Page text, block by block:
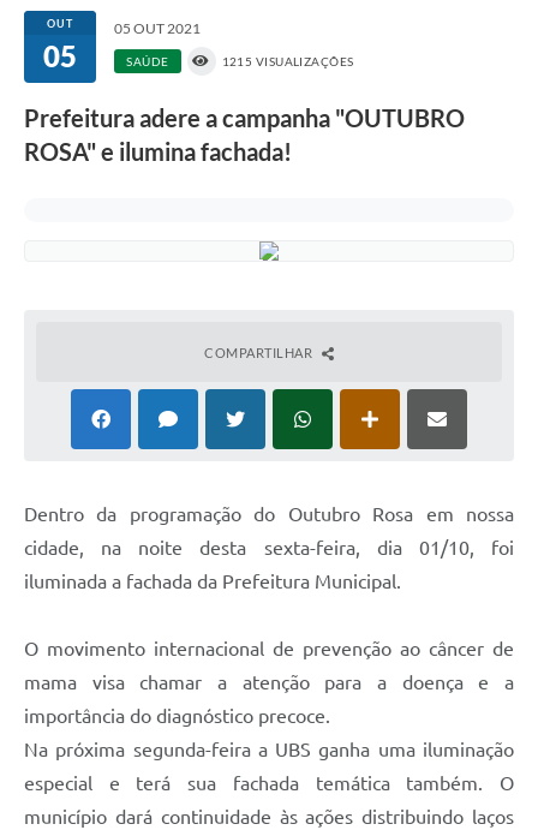
OUT
05
05 OUT 2021
SAÚDE 1215 VISUALIZAÇÕES
Prefeitura adere a campanha "OUTUBRO
ROSA" e ilumina fachada!
COMPARTILHAR
Dentro da programação do Outubro Rosa em nossa
cidade, na noite desta sexta-feira, dia 01/10, foi
iluminada a fachada da Prefeitura Municipal.
O movimento internacional de prevenção ao câncer de
mama visa chamar a atenção para a doença e a
importância do diagnóstico precoce.
Na próxima segunda-feira a UBS ganha uma iluminação
especial e terá sua fachada temática também. O
município dará continuidade às ações distribuindo laços